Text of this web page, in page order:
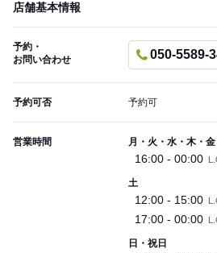
店舗基本情報
予約・
お問い合わせ
050-5589-
予約可否 予約可
営業時間 月・火・水・木・金
16:00 - 00:00
土
12:00 - 15:00
17:00 - 00:00
日・祝日